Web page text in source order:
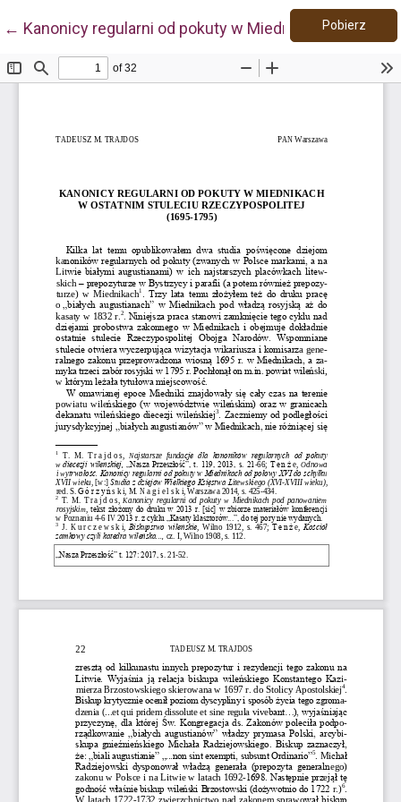
← Wróć do szczegółów artykułu
Kanonicy regularni od pokuty w Miednikach w
Pobierz